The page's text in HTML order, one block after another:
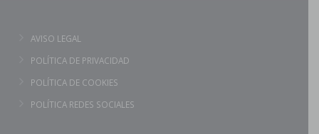
AVISO LEGAL
POLÍTICA DE PRIVACIDAD
POLÍTICA DE COOKIES
POLÍTICA REDES SOCIALES